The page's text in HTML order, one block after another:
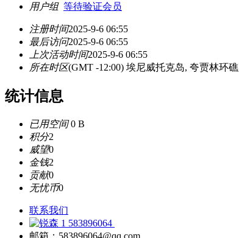
用户组 等待验证会员
注册时间2025-9-6 06:55
最后访问2025-9-6 06:55
上次活动时间2025-9-6 06:55
所在时区(GMT -12:00) 埃尼威托克岛, 夸贾林环礁
统计信息
已用空间0 B
积分2
威望0
金钱2
贡献0
无忧币0
联系我们
583896064
邮箱：583896064@qq.com